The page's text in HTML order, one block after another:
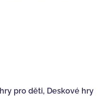
pro děti, Deskové hry